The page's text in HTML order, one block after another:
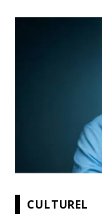
CULTUREL